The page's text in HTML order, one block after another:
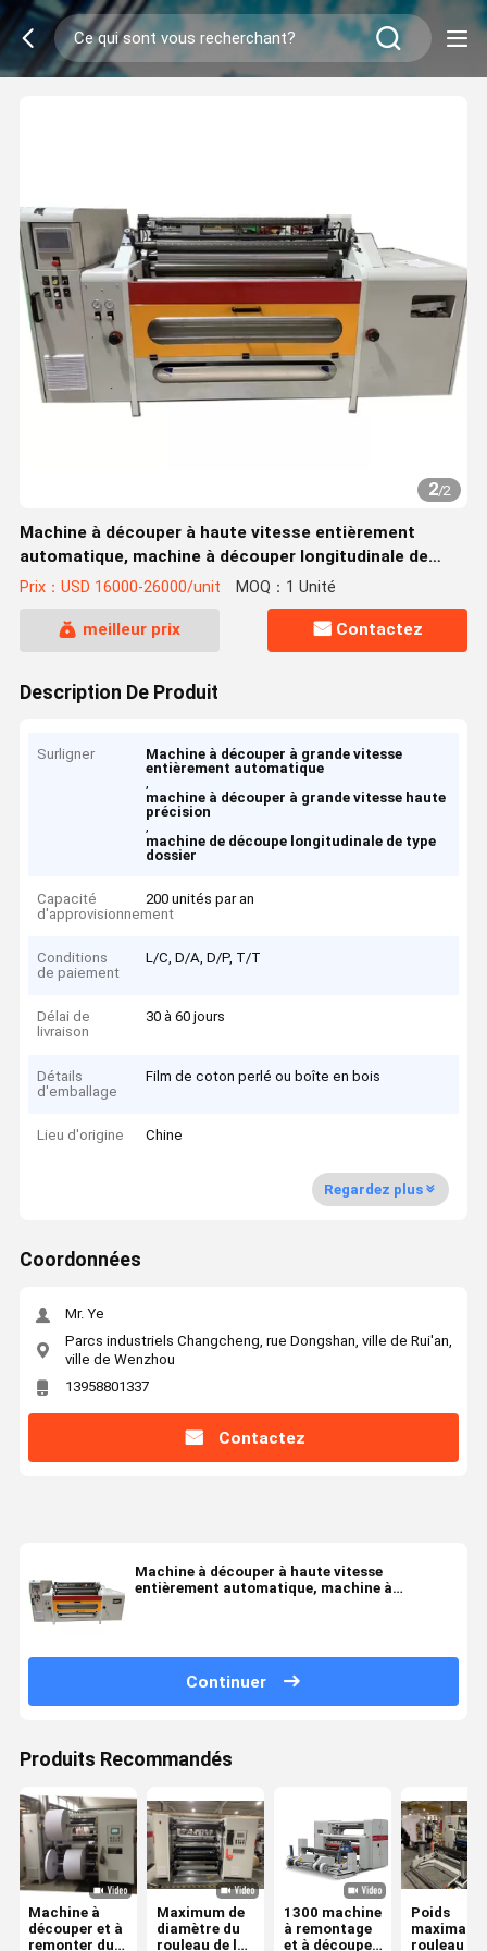
2/2
Machine à découper à haute vitesse entièrement
automatique, machine à découper longitudinale de
haute précision, type dossier
Prix：USD 16000-26000/unit MOQ：1 Unité
meilleur prix Contactez
Description De Produit
Surligner
Machine à découper à grande vitesse
entièrement automatique
,
machine à découper à grande vitesse haute
précision
,
machine de découpe longitudinale de type
dossier
Capacité
d'approvisionnement
200 unités par an
Conditions
de paiement
L/C, D/A, D/P, T/T
Délai de
livraison
30 à 60 jours
Détails
d'emballage
Film de coton perlé ou boîte en bois
Lieu d'origine Chine
Regardez plus
Coordonnées
Mr. Ye
Parcs industriels Changcheng, rue Dongshan, ville de Rui'an,
ville de Wenzhou
13958801337
Contactez
Machine à découper à haute vitesse
entièrement automatique, machine à
Continuer
Produits Recommandés
Machine à
découper et à
remonter du
Maximum de
diamètre du
rouleau de la
1300 machine
à remontage
et à découpe
Poids
maximal
rouleau